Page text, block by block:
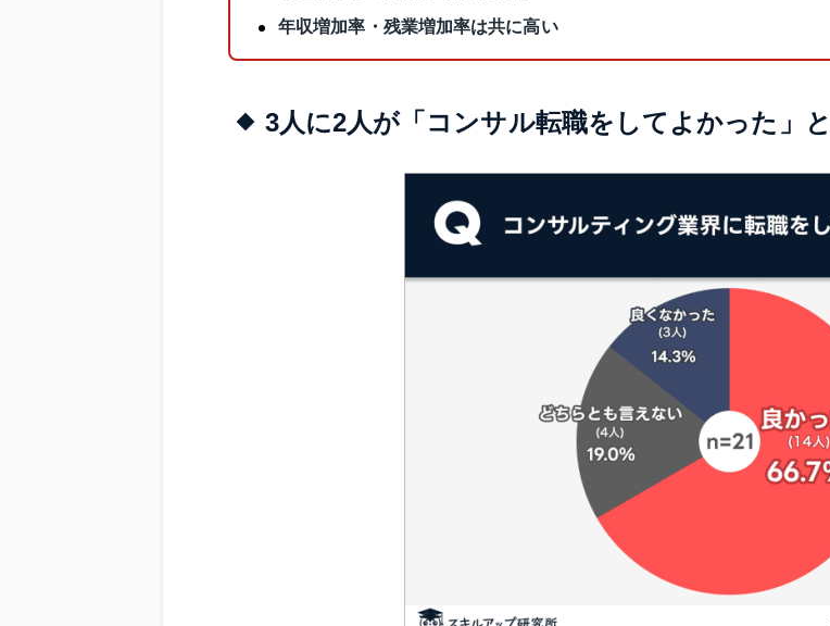
年収増加率・残業増加率は共に高い
3人に2人が「コンサル転職をしてよかった」